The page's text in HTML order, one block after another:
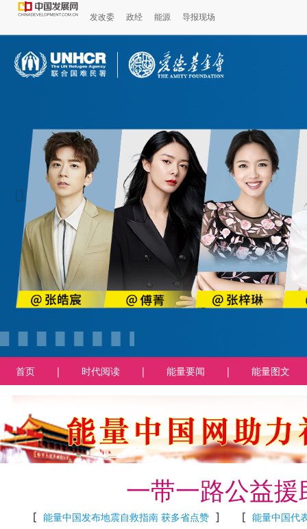
发改委 政经 能源 导报现场
首页 | 时代阅读 | 能量要闻 | 能量图文
一带一路公益
能量中国发布地震自救指南 获多省点赞 能量中国代